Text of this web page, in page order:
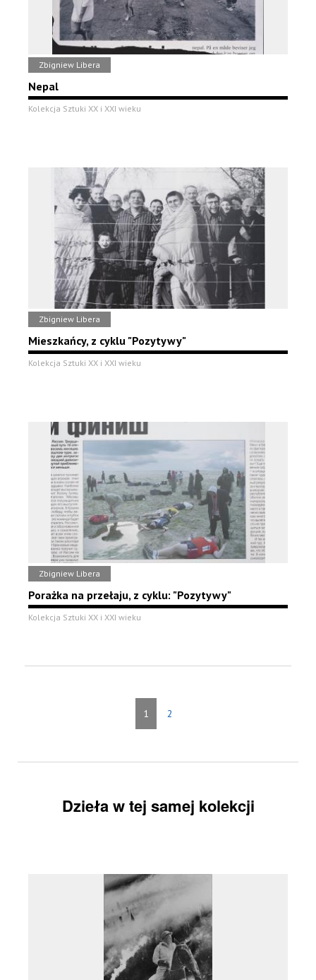
Zbigniew Libera
Nepal
Kolekcja Sztuki XX i XXI wieku
Zbigniew Libera
Mieszkańcy, z cyklu "Pozytywy"
Kolekcja Sztuki XX i XXI wieku
Zbigniew Libera
Porażka na przełaju, z cyklu: "Pozytywy"
Kolekcja Sztuki XX i XXI wieku
1 2
Dzieła w tej samej kolekcji